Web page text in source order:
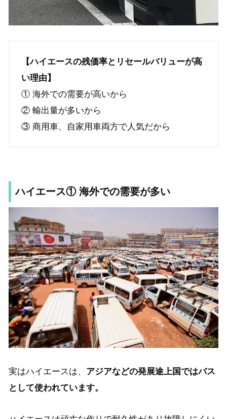
【ハイエースの残価率とリセールバリューが高
い理由】
① 海外での需要が高いから
② 輸出量が多いから
③ 商用車、自家用車両方で人気だから
ハイエース① 海外での需要が多い
実はハイエースは、 アジアなどの発展途上国ではバス
として使われています。